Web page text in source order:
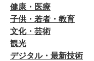
健康・医療
子供・若者・教育
文化・芸術
観光
デジタル・最新技術